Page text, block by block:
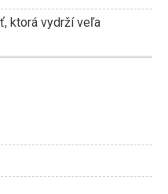
ktorá vydrží veľa